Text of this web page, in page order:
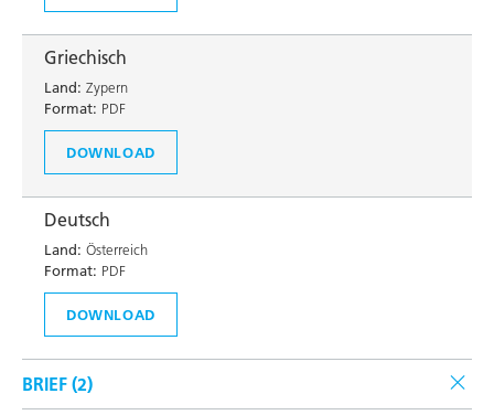
Griechisch
Land: Zypern
Format: PDF
DOWNLOAD
Deutsch
Land: Österreich
Format: PDF
DOWNLOAD
BRIEF (2)